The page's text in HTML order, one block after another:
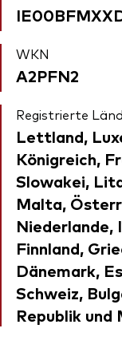
WKN
A2PFN2
Registrierte
Lettland,
Königreich,
Slowakei,
Malta,
Niederlande,
Finnland,
Dänemark,
Schweiz,
Republik und